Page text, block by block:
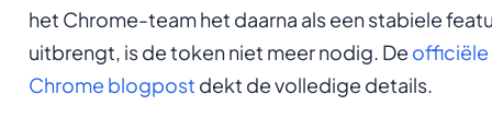
het Chrome-team het daarna als een stabiele
uitbrengt, is de token niet meer nodig. De officiële
Chrome blogpost dekt de volledige details.